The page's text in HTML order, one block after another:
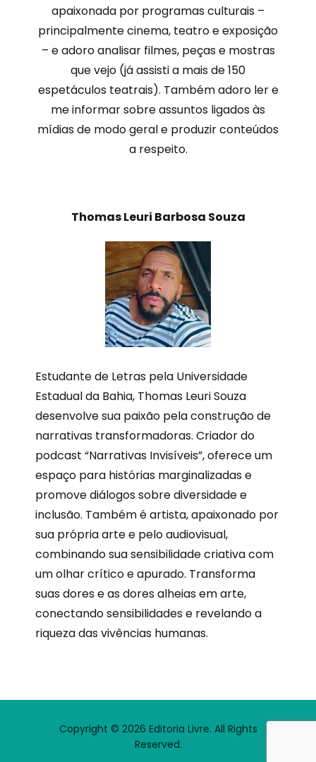
apaixonada por programas culturais –
principalmente cinema, teatro e exposição
– e adoro analisar filmes, peças e mostras
que vejo (já assisti a mais de 150
espetáculos teatrais). Também adoro ler e
me informar sobre assuntos ligados às
mídias de modo geral e produzir conteúdos
a respeito.
Thomas Leuri Barbosa Souza
Estudante de Letras pela Universidade
Estadual da Bahia, Thomas Leuri Souza
desenvolve sua paixão pela construção de
narrativas transformadoras. Criador do
podcast “Narrativas Invisíveis”, oferece um
espaço para histórias marginalizadas e
promove diálogos sobre diversidade e
inclusão. Também é artista, apaixonado por
sua própria arte e pelo audiovisual,
combinando sua sensibilidade criativa com
um olhar crítico e apurado. Transforma
suas dores e as dores alheias em arte,
conectando sensibilidades e revelando a
riqueza das vivências humanas.
Copyright © 2026 Editoria Livre. All Rights
Reserved.